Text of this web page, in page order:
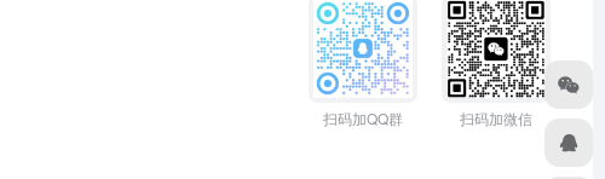
扫码加QQ群 扫码加微信